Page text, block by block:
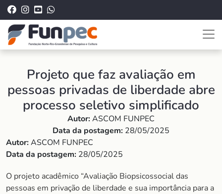
Projeto que faz avaliação em
pessoas privadas de liberdade abre
processo seletivo simplificado
Autor:ASCOM FUNPEC
Data da postagem: 28/05/2025
Autor:ASCOM FUNPEC
Data da postagem: 28/05/2025
O projeto acadêmico “Avaliação Biopsicossocial das
pessoas em privação de liberdade e sua importância para a